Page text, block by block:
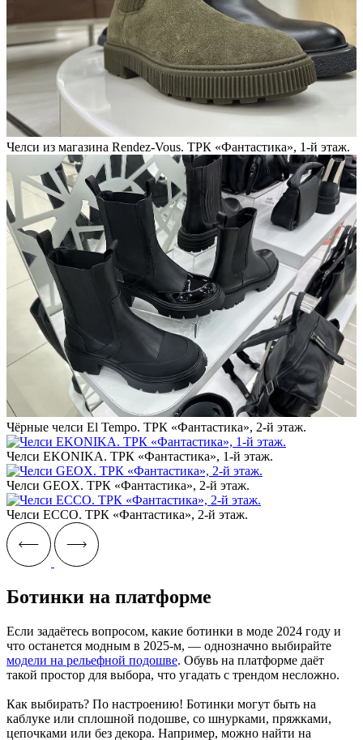
Челси из магазина Rendez-Vous. ТРК «Фантастика», 1-й этаж.
Чёрные челси El Tempo. ТРК «Фантастика», 2-й этаж.
Челси EKONIKA. ТРК «Фантастика», 1-й этаж.
Челси GEOX. ТРК «Фантастика», 2-й этаж.
Челси ECCO. ТРК «Фантастика», 2-й этаж.
Ботинки на платформе
Если задаётесь вопросом, какие ботинки в моде 2024 году и
что останется модным в 2025-м, — однозначно выбирайте
модели на рельефной подошве. Обувь на платформе даёт
такой простор для выбора, что угадать с трендом несложно.
Как выбирать? По настроению! Ботинки могут быть на
каблуке или сплошной подошве, со шнурками, пряжками,
цепочками или без декора. Например, можно найти на